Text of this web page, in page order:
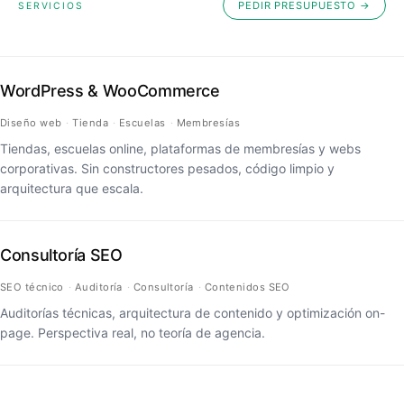
SERVICIOS PEDIR PRESUPUESTO →
WordPress & WooCommerce
Diseño web Tienda Escuelas Membresías
Tiendas, escuelas online, plataformas de membresías y webs
corporativas. Sin constructores pesados, código limpio y
arquitectura que escala.
Consultoría SEO
SEO técnico Auditoría Consultoría Contenidos SEO
Auditorías técnicas, arquitectura de contenido y optimización on-
page. Perspectiva real, no teoría de agencia.